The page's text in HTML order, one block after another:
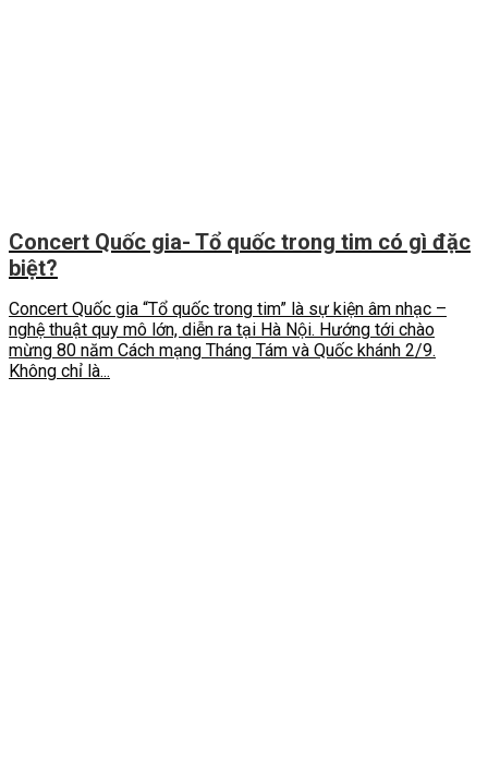
Concert Quốc gia- Tổ quốc trong tim có gì đặc
biệt?
Concert Quốc gia “Tổ quốc trong tim” là sự kiện âm nhạc –
nghệ thuật quy mô lớn, diễn ra tại Hà Nội. Hướng tới chào
mừng 80 năm Cách mạng Tháng Tám và Quốc khánh 2/9.
Không chỉ là...